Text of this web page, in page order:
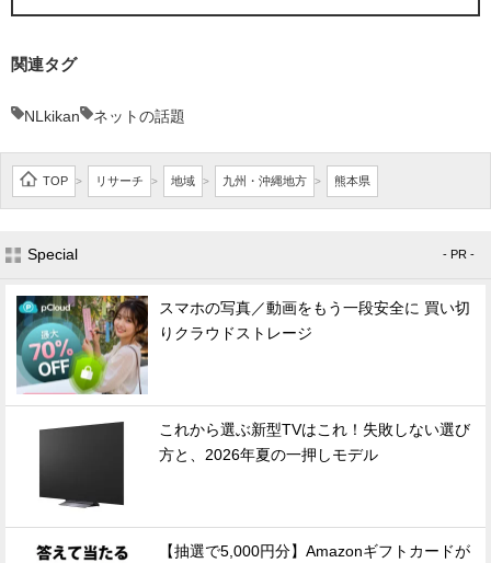
関連タグ
NLkikan ネットの話題
TOP > リサーチ > 地域 > 九州・沖縄地方 > 熊本県
Special - PR -
スマホの写真／動画をもう一段安全に 買い切
りクラウドストレージ
これから選ぶ新型TVはこれ！失敗しない選び
方と、2026年夏の一押しモデル
【抽選で5,000円分】Amazonギフトカードが